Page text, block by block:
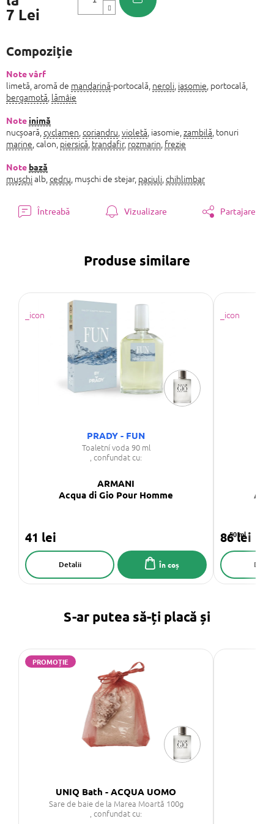
7 Lei
Compoziție
Note vârf
limetă, aromă de mandarină-portocală, neroli iasomie , portocală,
bergamotă lămâie
Note inimă
nucșoară, cyclamen coriandru violetă , iasomie, zambilă , tonuri
marine , calon, piersică trandafir, rozmarin frezie
Note bază
mușchialb, cedru , mușchi de stejar, paciuli chihlimbar
Întreabă Vizualizare Partajare
Produse similare
PRADY - FUN
Toaletní voda 90 ml
, confundat cu:
ARMANI
Acqua di Gio Pour Homme
41 lei
În coș
Detalii
50 ml
86 lei
S-ar putea să-ți placă și
PROMOȚIE
UNIQ Bath - ACQUA UOMO
Sare de baie de la Marea Moartă 100g
, confundat cu: